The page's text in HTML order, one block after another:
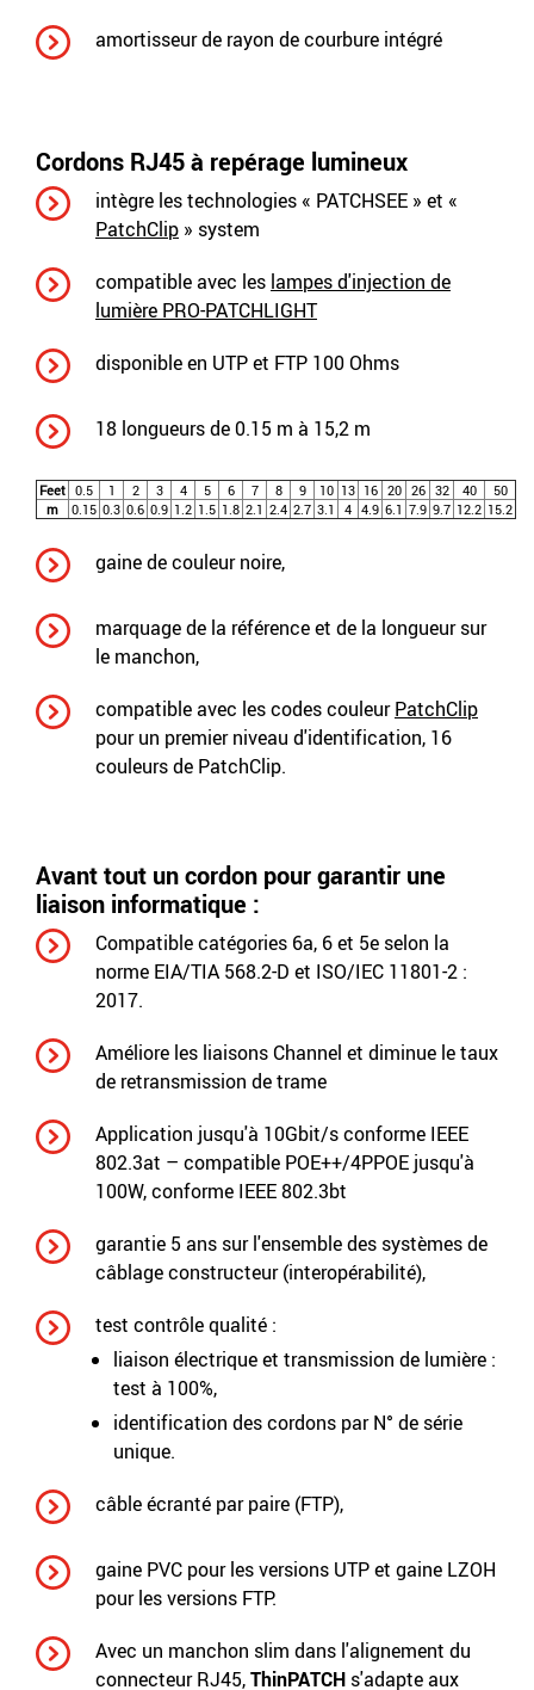
amortisseur de rayon de courbure intégré
Cordons RJ45 à repérage lumineux
intègre les technologies « PATCHSEE » et «
PatchClip » system
compatible avec les lampes d'injection de
lumière PRO-PATCHLIGHT
disponible en UTP et FTP 100 Ohms
18 longueurs de 0.15 m à 15,2 m
Feet 0.5 1 2 3 4 5 6 7 8 9 10 13 16 20 26 32 40
50
m
0.15 0.3 0.6 0.9 1.2 1.5 1.8 2.1 2.4 2.7 3.1 4 4.9 6.1 7.9 9.7 12.2 15.2
gaine de couleur noire,
marquage de la référence et de la longueur sur
le manchon,
compatible avec les codes couleurPatchClip
pour un premier niveau d'identification, 16
couleurs de PatchClip.
Avant tout un cordon pour garantir une
liaison informatique :
Compatible catégories 6a, 6 et 5e selon la
norme EIA/TIA 568.2-D et ISO/IEC 11801-2 :
2017.
Améliore les liaisons Channel et diminue le taux
de retransmission de trame
Application jusqu'à 10Gbit/s conforme IEEE
802.3at – compatible POE++/4PPOE jusqu'à
100W, conforme IEEE 802.3bt
garantie 5 ans sur l'ensemble des systèmes de
câblage constructeur (interopérabilité),
test contrôle qualité :
liaison électrique et transmission de lumière :
test à 100%,
identification des cordons par N° de série
unique.
câble écranté par paire (FTP),
gaine PVC pour les versions UTP et gaine LZOH
pour les versions FTP.
Avec un manchon slim dans l'alignement du
connecteur RJ45,ThinPATCH s'adapte aux